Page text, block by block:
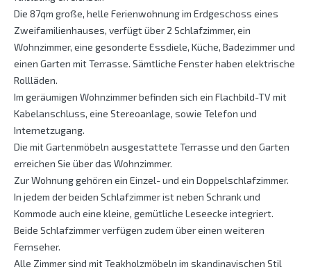
Die 87qm große, helle Ferienwohnung im Erdgeschoss eines
Zweifamilienhauses, verfügt über 2 Schlafzimmer, ein
Wohnzimmer, eine gesonderte Essdiele, Küche, Badezimmer und
einen Garten mit Terrasse. Sämtliche Fenster haben elektrische
Rollläden.
Im geräumigen Wohnzimmer befinden sich ein Flachbild-TV mit
Kabelanschluss, eine Stereoanlage, sowie Telefon und
Internetzugang.
Die mit Gartenmöbeln ausgestattete Terrasse und den Garten
erreichen Sie über das Wohnzimmer.
Zur Wohnung gehören ein Einzel- und ein Doppelschlafzimmer.
In jedem der beiden Schlafzimmer ist neben Schrank und
Kommode auch eine kleine, gemütliche Leseecke integriert.
Beide Schlafzimmer verfügen zudem über einen weiteren
Fernseher.
Alle Zimmer sind mit Teakholzmöbeln im skandinavischen Stil